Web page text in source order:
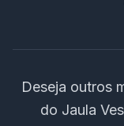
Deseja outros
do Jaula